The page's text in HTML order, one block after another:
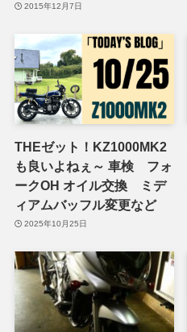
2015年12月7日
THEゼット！KZ1000MK2
も良いよねぇ～ 車検 フォ
ークOH オイル交換 ミデ
ィアムバッフル変更など
2025年10月25日